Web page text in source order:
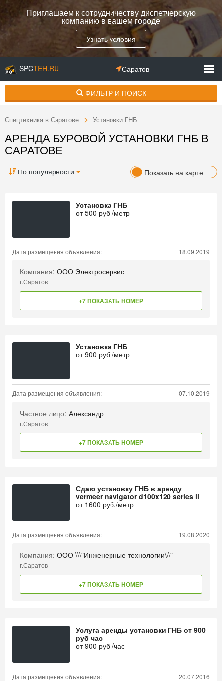
Приглашаем к сотрудничеству диспетчерскую
компанию в вашем городе
Узнать условия
SPCTEH.RU Саратов
ФИЛЬТР И ПОИСК
Спецтехника в Саратове Установки ГНБ
АРЕНДА БУРОВОЙ УСТАНОВКИ ГНБ В
САРАТОВЕ
По популярности Показать на карте
Установка ГНБ
от500 руб./метр
Дата размещения объявления: 18.09.2019
Компания: ООО Электросервис
г.Саратов
+7 ПОКАЗАТЬ НОМЕР
Установка ГНБ
от900 руб./метр
Дата размещения объявления: 07.10.2019
Частное лицо: Александр
г.Саратов
+7 ПОКАЗАТЬ НОМЕР
Сдаю установку ГНБ в аренду
vermeer navigator d100x120 series ii
от 1600 руб./метр
Дата размещения объявления: 19.08.2020
Компания: ООО \\\"Инженерные технологии\\\"
г.Саратов
+7 ПОКАЗАТЬ НОМЕР
Услуга аренды установки ГНБ от 900
руб час
от900 руб./час
Дата размещения объявления: 20.07.2016